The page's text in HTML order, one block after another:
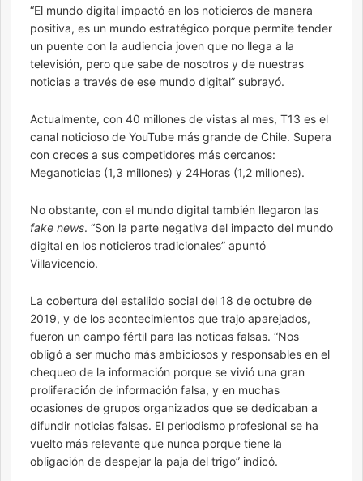
“El mundo digital impactó en los noticieros de manera
positiva, es un mundo estratégico porque permite tender
un puente con la audiencia joven que no llega a la
televisión, pero que sabe de nosotros y de nuestras
noticias a través de ese mundo digital” subrayó.
Actualmente, con 40 millones de vistas al mes, T13 es el
canal noticioso de YouTube más grande de Chile. Supera
con creces a sus competidores más cercanos:
Meganoticias (1,3 millones) y 24Horas (1,2 millones).
No obstante, con el mundo digital también llegaron las
fake news. “Son la parte negativa del impacto del mundo
digital en los noticieros tradicionales” apuntó
Villavicencio.
La cobertura del estallido social del 18 de octubre de
2019, y de los acontecimientos que trajo aparejados,
fueron un campo fértil para las noticas falsas. “Nos
obligó a ser mucho más ambiciosos y responsables en el
chequeo de la información porque se vivió una gran
proliferación de información falsa, y en muchas
ocasiones de grupos organizados que se dedicaban a
difundir noticias falsas. El periodismo profesional se ha
vuelto más relevante que nunca porque tiene la
obligación de despejar la paja del trigo” indicó.